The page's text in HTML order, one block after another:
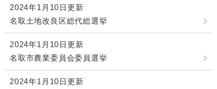
2024年1月10日更新
名取土地改良区総代総選挙
2024年1月10日更新
名取市農業委員会委員選挙
2024年1月10日更新